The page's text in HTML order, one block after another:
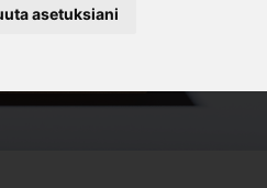
asetuksiani